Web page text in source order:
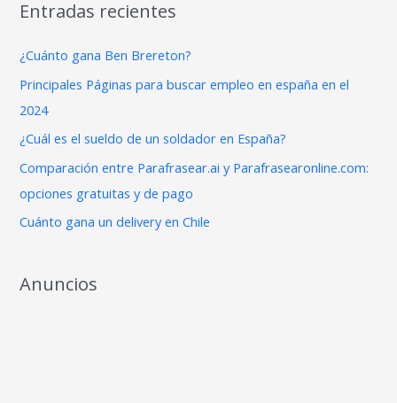
c
r
:
Entradas recientes
¿Cuánto gana Ben Brereton?
Principales Páginas para buscar empleo en españa en el
2024
¿Cuál es el sueldo de un soldador en España?
Comparación entre Parafrasear.ai y Parafrasearonline.com:
opciones gratuitas y de pago
Cuánto gana un delivery en Chile
Anuncios